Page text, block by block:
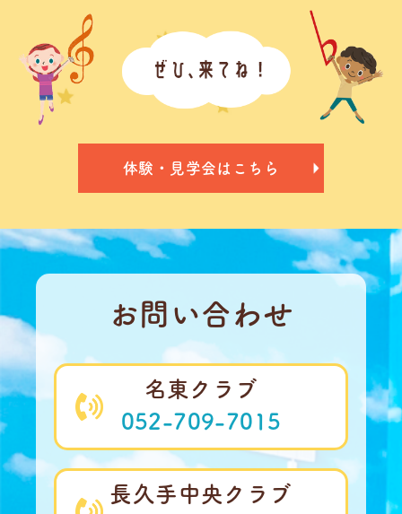
体験・見学会はこちら
お問い合わせ
名東クラブ
052-709-7015
長久手中央クラブ